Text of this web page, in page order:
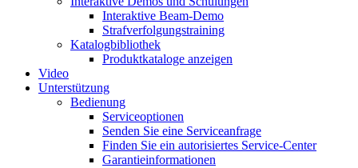
Interaktive Beam-Demo
Strafverfolgungstraining
Katalogbibliothek
Produktkataloge anzeigen
Video
Unterstützung
Bedienung
Serviceoptionen
Senden Sie eine Serviceanfrage
Finden Sie ein autorisiertes Service-Center
Garantieinformationen